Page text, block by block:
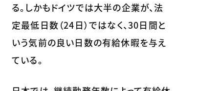
る。しかもドイツでは大半の企業が、法
定最低日数（24日）ではなく、30日間と
いう気前の良い日数の有給休暇を与え
ている。